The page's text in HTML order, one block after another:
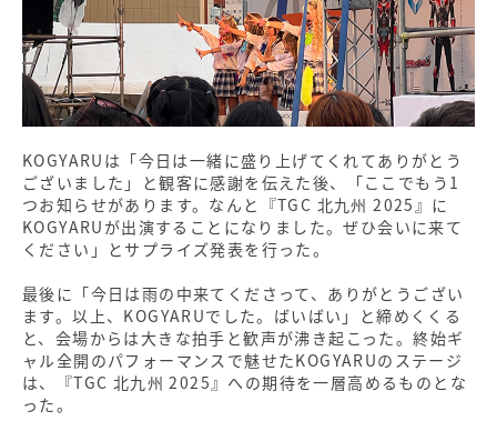
KOGYARUは「今日は一緒に盛り上げてくれてありがとう
ございました」と観客に感謝を伝えた後、「ここでもう1
つお知らせがあります。なんと『TGC 北九州 2025』に
KOGYARUが出演することになりました。ぜひ会いに来て
ください」とサプライズ発表を行った。
最後に「今日は雨の中来てくださって、ありがとうござい
ます。以上、KOGYARUでした。ばいばい」と締めくくる
と、会場からは大きな拍手と歓声が沸き起こった。終始ギ
ャル全開のパフォーマンスで魅せたKOGYARUのステージ
は、『TGC 北九州 2025』への期待を一層高めるものとな
った。